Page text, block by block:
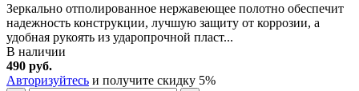
Зеркально отполированное нержавеющее полотно обеспечит
надежность конструкции, лучшую защиту от коррозии, а
удобная рукоять из ударопрочной пласт...
В наличии
490 руб.
Авторизуйтесь и получите скидку 5%